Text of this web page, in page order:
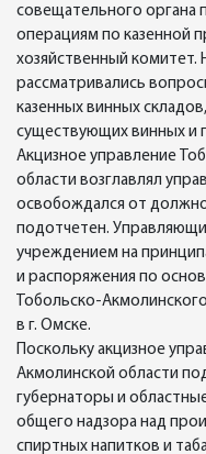
совещательного органа
операциям по казенной
хозяйственный комитет.
рассматривались
казенных винных
существующих винных и
Акцизное управление
области возглавлял
освобождался от
подотчетен.
учреждением на
и распоряжения по
Тобольско-
в г. Омске.
Поскольку акцизное
Акмолинской области
губернаторы и
общего надзора над
спиртных напитков и